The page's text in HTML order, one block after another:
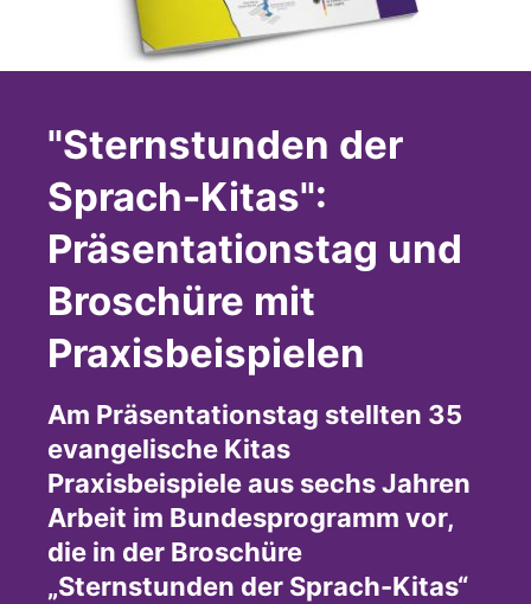
"Sternstunden der
Sprach-Kitas":
Präsentationstag und
Broschüre mit
Praxisbeispielen
Am Präsentationstag stellten 35
evangelische Kitas
Praxisbeispiele aus sechs Jahren
Arbeit im Bundesprogramm vor,
die in der Broschüre
„Sternstunden der Sprach-Kitas“